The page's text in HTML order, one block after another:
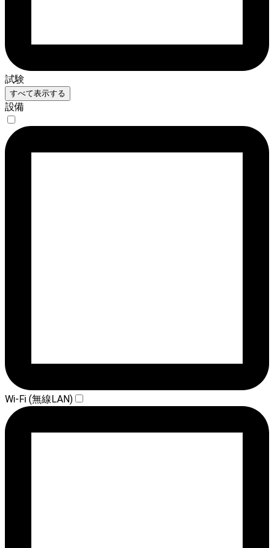
試験
すべて表示する
設備
Wi-Fi (無線LAN)